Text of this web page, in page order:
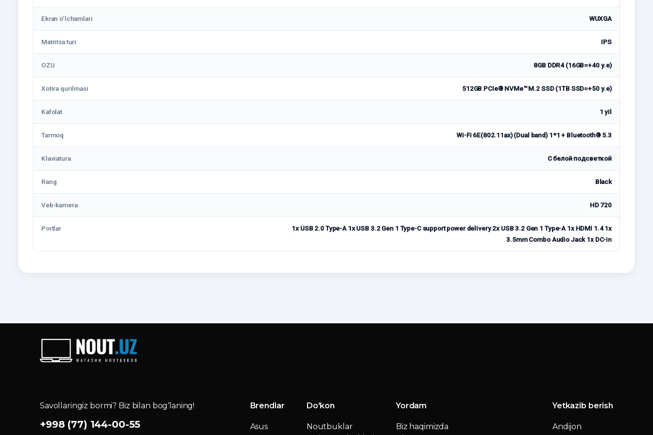
Ekran o‘lchamlari WUXGA
Matritsa turi IPS
OZU 8GB DDR4 (16GB=+40 у.е)
Xotira qurilmasi 512GB PCIe® NVMe™ M.2 SSD (1TB SSD=+50 у.е)
Kafolat 1 yil
Tarmoq Wi-Fi 6E(802.11ax) (Dual band) 1*1 + Bluetooth® 5.3
Klaviatura С белой подсветкой
Rang Black
Veb-kamera HD 720
Portlar
1x USB 2.0 Type-A 1x USB 3.2 Gen 1 Type-C support power delivery 2x USB 3.2 Gen 1 Type-A 1x HDMI 1.4 1x
3.5mm Combo Audio Jack 1x DC-in
Savollaringiz bormi? Biz bilan bog‘laning!
+998 (77) 144-00-55
Brendlar
Asus
Do'kon
Noutbuklar
Yordam
Biz haqimizda
Yetkazib berish
Andijon